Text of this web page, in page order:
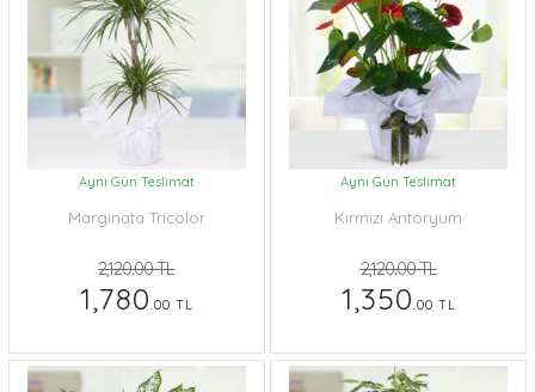
Aynı Gün Teslimat
Marginata Tricolor
2,120.00 TL
1,780.00 TL
Aynı Gün Teslimat
Kırmızı Antoryum
2,120.00 TL
1,350.00 TL